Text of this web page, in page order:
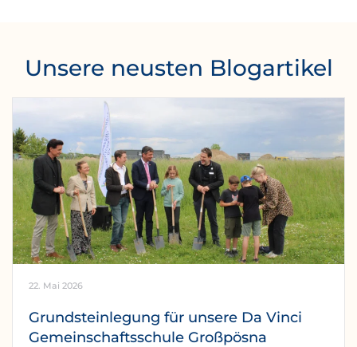
Unsere neusten Blogartikel
22. Mai 2026
Grundsteinlegung für unsere Da Vinci
Gemeinschaftsschule Großpösna